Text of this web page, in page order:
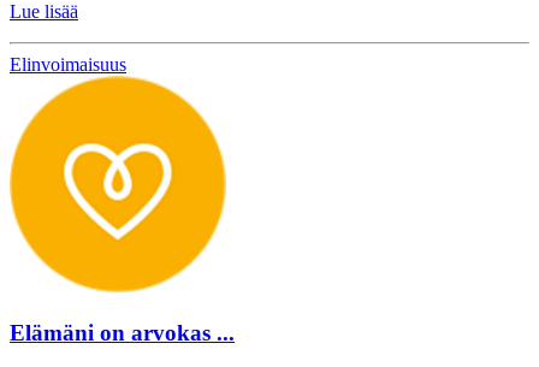
Lue lisää
Elinvoimaisuus
Elämäni on arvokas ...